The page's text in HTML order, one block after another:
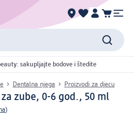
sakupljajte bodove i štedite
Dentalna njega Proizvodi za djecu
zube, 0-6 god., 50 ml
)